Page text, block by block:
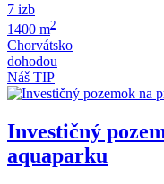
7 izb
1400 m2
Chorvátsko
dohodou
Náš TIP
Investičný
aquaparku